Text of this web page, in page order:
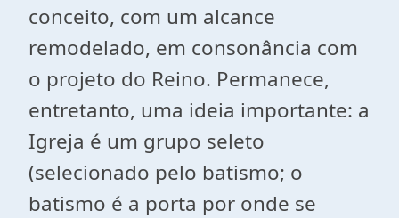
conceito, com um alcance
remodelado, em consonância com
o projeto do Reino. Permanece,
entretanto, uma ideia importante: a
Igreja é um grupo seleto
(selecionado pelo batismo; o
batismo é a porta por onde se